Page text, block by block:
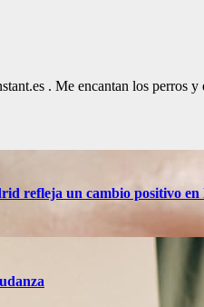
. Me encantan los perros y
refleja un cambio positivo